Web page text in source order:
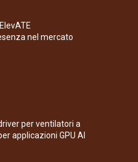
nel mercato
per ventilatori a
applicazioni GPU AI